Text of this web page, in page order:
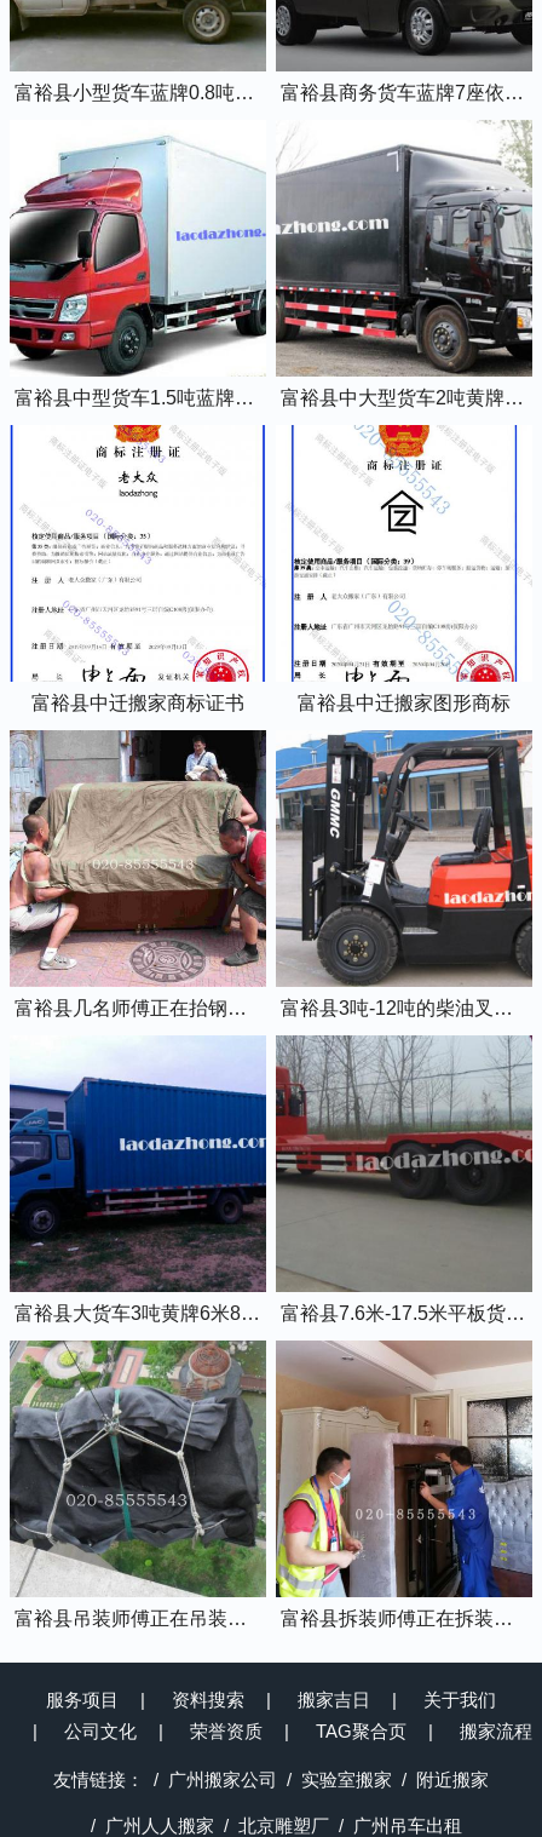
富裕县小型货车蓝牌0.8吨小卡车 富裕县商务货车蓝牌7座依维柯全顺车
富裕县中型货车1.5吨蓝牌4米2厢式货车 富裕县中大型货车2吨黄牌5米2厢式货车
富裕县中迁搬家商标证书 富裕县中迁搬家图形商标
富裕县几名师傅正在抬钢琴上楼 富裕县3吨-12吨的柴油叉车出租
富裕县大货车3吨黄牌6米8的厢式货车 富裕县7.6米-17.5米平板货车出租
富裕县吊装师傅正在吊装物品上楼 富裕县拆装师傅正在拆装家具
服务项目 资料搜索 搬家吉日
关于我们
公司文化
荣誉资质 TAG聚合页 搬家流程
友情链接： 广州搬家公司 实验室搬家 附近搬家
广州人人搬家 北京雕塑厂 广州吊车出租